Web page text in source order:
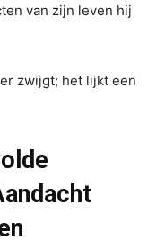
van zijn leven hij
zwijgt; het lijkt een